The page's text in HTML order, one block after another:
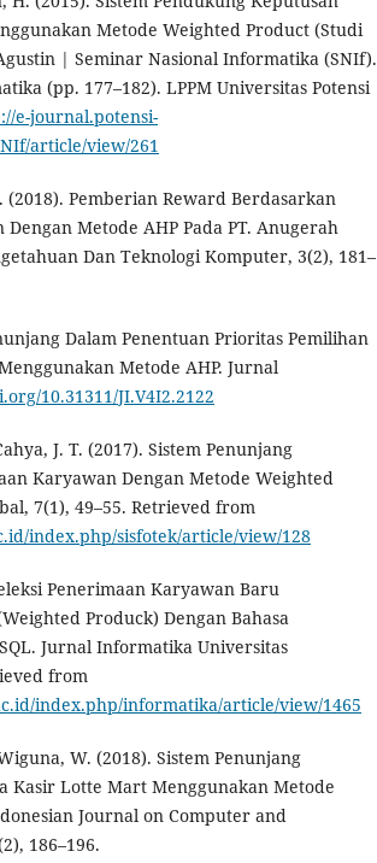
Metode Weighted Product (Studi
| Seminar Nasional Informatika (SNIf).
(pp. 177–182). LPPM Universitas Potensi
e-journal.potensi-
article/view/261
(2018). Pemberian Reward Berdasarkan
Metode AHP Pada PT. Anugerah
Dan Teknologi Komputer, 3(2), 181–
Dalam Penentuan Prioritas Pemilihan
Metode AHP. Jurnal
10.31311/JI.V4I2.2122
J. T. (2017). Sistem Penunjang
Karyawan Dengan Metode Weighted
7(1), 49–55. Retrieved from
index.php/sisfotek/article/view/128
Penerimaan Karyawan Baru
Produck) Dengan Bahasa
Jurnal Informatika Universitas
from
index.php/informatika/article/view/1465
W. (2018). Sistem Penunjang
Kasir Lotte Mart Menggunakan Metode
Journal on Computer and
186–196.